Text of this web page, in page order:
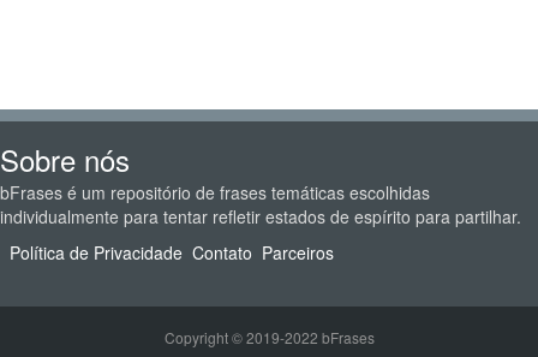
Sobre nós
bFrases é um repositório de frases temáticas escolhidas
individualmente para tentar refletir estados de espírito para partilhar.
Política de Privacidade Contato Parceiros
Copyright © 2019-2022 bFrases